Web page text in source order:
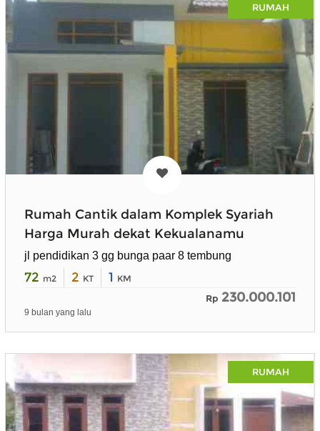
RUMAH
Rumah Cantik dalam Komplek Syariah
Harga Murah dekat Kekualanamu
jl pendidikan 3 gg bunga paar 8 tembung
72 m2 2 KT 1 KM
Rp 230.000.101
9 bulan yang lalu
RUMAH